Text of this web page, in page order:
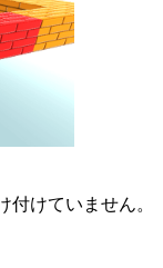
付けていません。